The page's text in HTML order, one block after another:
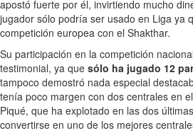
apostó fuerte por él, invirtiendo mucho
jugador sólo podría ser usado en Liga ya
competición europea con el Shakthar.
Su participación en la competición
testimonial, ya que sólo ha jugado 12
tampoco demostró nada especial
tenía poco margen con dos centrales en
Piqué, que ha explotado en las dos
convertirse en uno de los mejores